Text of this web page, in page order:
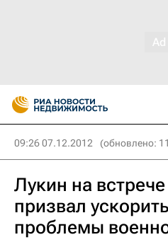
09:26 07.12.2012 (обновлено:
Лукин на
призвал
проблемы